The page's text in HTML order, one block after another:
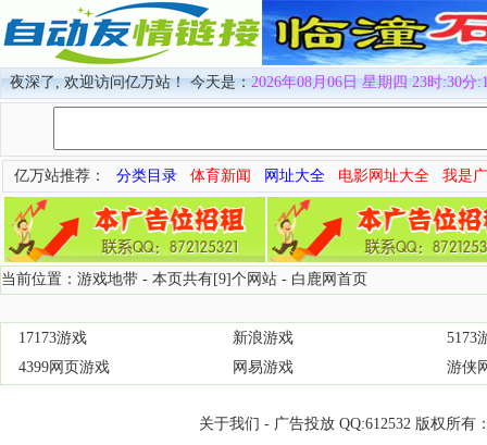
夜深了, 欢迎访问亿万站！ 今天是：2026年08月06日 星期四 23时:30分
亿万站推荐： 分类目录 体育新闻 网址大全 电影网址大全 我是
当前位置：游戏地带 - 本页共有[9]个网站 - 白鹿网首页
17173游戏 新浪游戏
5173
4399网页游戏
网易游戏 游侠
关于我们 - 广告投放QQ:612532版权所有